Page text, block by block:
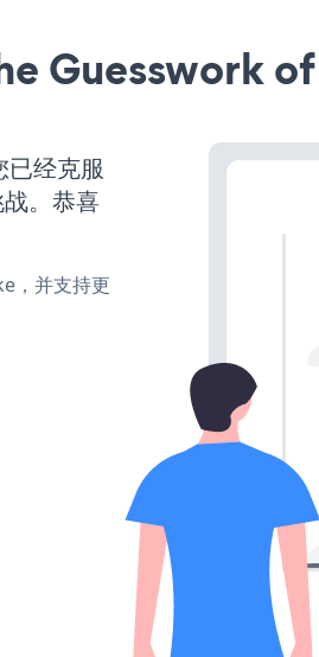
Guesswork
经克服
。恭喜
，并支持更